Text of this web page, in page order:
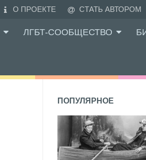
О ПРОЕКТЕ СТАТЬ АВТОРОМ
ЛГБТ-СООБЩЕСТВО
ПОПУЛЯРНОЕ